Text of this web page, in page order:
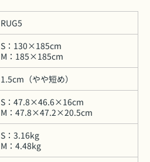
RUG5
S：130×185cm
M：185×185cm
1.5cm（やや短め）
S：47.8×46.6×16cm
M：47.8×47.2×20.5cm
S：3.16kg
M：4.48kg